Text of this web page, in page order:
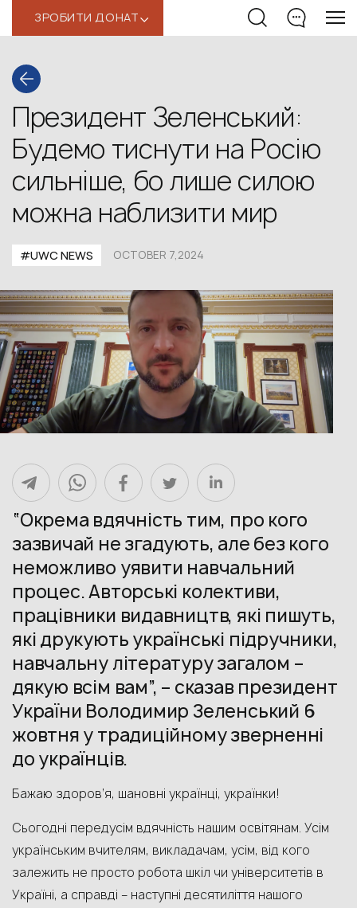
ЗРОБИТИ ДОНАТ‹
Президент Зеленський:
Будемо тиснути на Росію
сильніше, бо лише силою
можна наблизити мир
#UWС NEWS OCTOBER 7,2024
“Окрема вдячність тим, про кого
зазвичай не згадують, але без кого
неможливо уявити навчальний
процес. Авторські колективи,
працівники видавництв, які пишуть,
які друкують українські підручники,
навчальну літературу загалом –
дякую всім вам”, – сказав президент
України Володимир Зеленський 6
жовтня у традиційному зверненні
до українців.
Бажаю здоров’я, шановні українці, українки!
Сьогодні передусім вдячність нашим освітянам. Усім
українським вчителям, викладачам, усім, від кого
залежить не просто робота шкіл чи університетів в
Україні, а справді – наступні десятиліття нашого